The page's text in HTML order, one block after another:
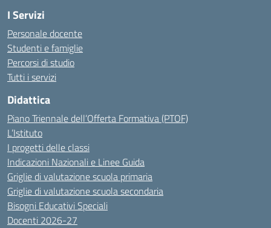
I Servizi
Personale docente
Studenti e famiglie
Percorsi di studio
Tutti i servizi
Didattica
Piano Triennale dell’Offerta Formativa (PTOF)
L’Istituto
I progetti delle classi
Indicazioni Nazionali e Linee Guida
Griglie di valutazione scuola primaria
Griglie di valutazione scuola secondaria
Bisogni Educativi Speciali
Docenti 2026-27